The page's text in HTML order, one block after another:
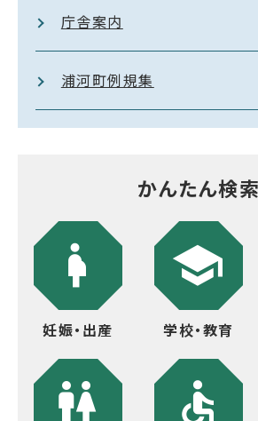
庁舎案内
浦河町例規集
かんたん検索
妊娠・出産 学校・教育